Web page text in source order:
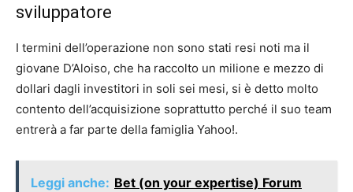
sviluppatore
I termini dell’operazione non sono stati resi noti ma il
giovane D’Aloiso, che ha raccolto un milione e mezzo di
dollari dagli investitori in soli sei mesi, si è detto molto
contento dell’acquisizione soprattutto perché il suo team
entrerà a far parte della famiglia Yahoo!.
Leggi anche: Bet (on your expertise) Forum